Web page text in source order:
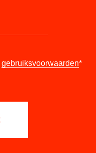
gebruiksvoorwaarden*